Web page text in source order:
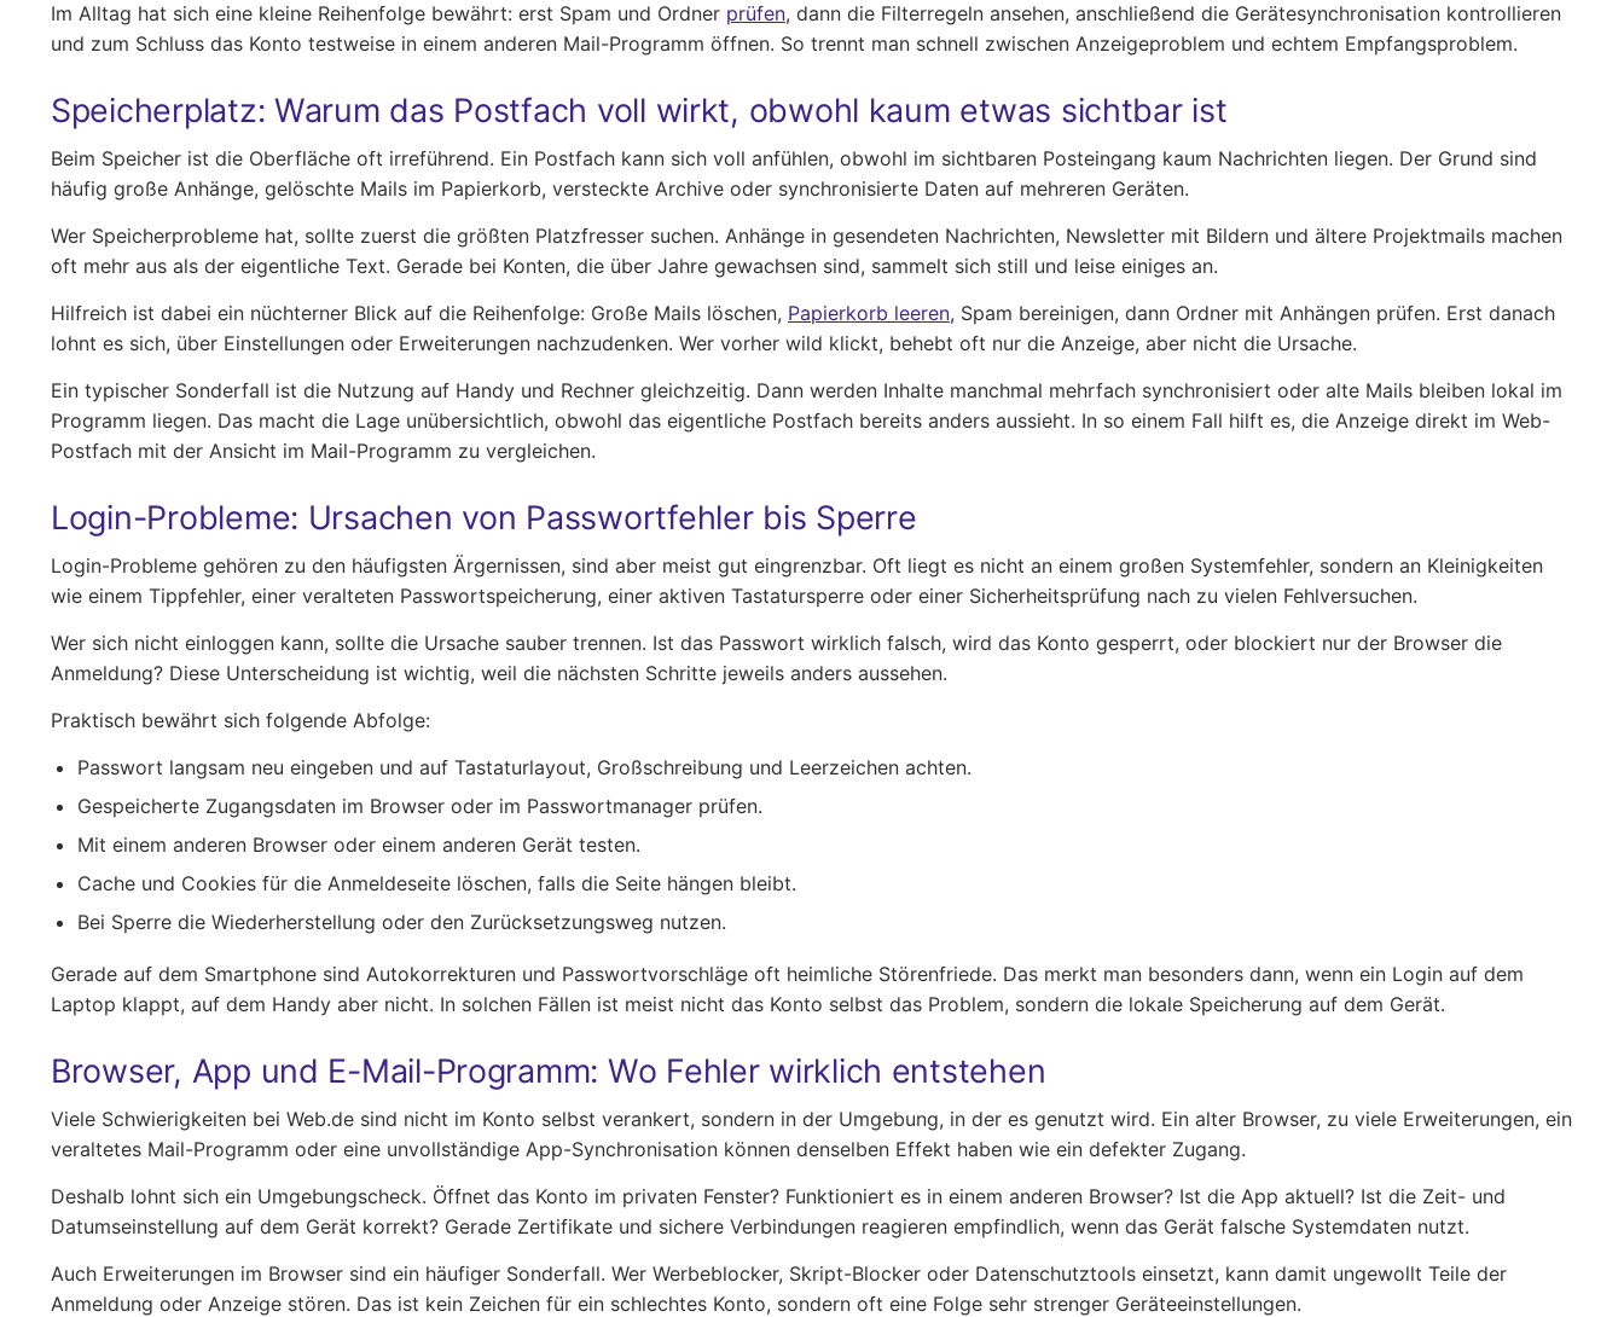
Im Alltag hat sich eine kleine Reihenfolge bewährt: erst Spam und Ordner prüfen, dann die Filterregeln ansehen, anschließend die Gerätesynchronisation kontrollieren
und zum Schluss das Konto testweise in einem anderen Mail-Programm öffnen. So trennt man schnell zwischen Anzeigeproblem und echtem Empfangsproblem.
Speicherplatz: Warum das Postfach voll wirkt, obwohl kaum etwas sichtbar ist
Beim Speicher ist die Oberfläche oft irreführend. Ein Postfach kann sich voll anfühlen, obwohl im sichtbaren Posteingang kaum Nachrichten liegen. Der Grund sind
häufig große Anhänge, gelöschte Mails im Papierkorb, versteckte Archive oder synchronisierte Daten auf mehreren Geräten.
Wer Speicherprobleme hat, sollte zuerst die größten Platzfresser suchen. Anhänge in gesendeten Nachrichten, Newsletter mit Bildern und ältere Projektmails machen
oft mehr aus als der eigentliche Text. Gerade bei Konten, die über Jahre gewachsen sind, sammelt sich still und leise einiges an.
Hilfreich ist dabei ein nüchterner Blick auf die Reihenfolge: Große Mails löschen, Papierkorb leeren, Spam bereinigen, dann Ordner mit Anhängen prüfen. Erst danach
lohnt es sich, über Einstellungen oder Erweiterungen nachzudenken. Wer vorher wild klickt, behebt oft nur die Anzeige, aber nicht die Ursache.
Ein typischer Sonderfall ist die Nutzung auf Handy und Rechner gleichzeitig. Dann werden Inhalte manchmal mehrfach synchronisiert oder alte Mails bleiben lokal im
Programm liegen. Das macht die Lage unübersichtlich, obwohl das eigentliche Postfach bereits anders aussieht. In so einem Fall hilft es, die Anzeige direkt im Web-
Postfach mit der Ansicht im Mail-Programm zu vergleichen.
Login-Probleme: Ursachen von Passwortfehler bis Sperre
Login-Probleme gehören zu den häufigsten Ärgernissen, sind aber meist gut eingrenzbar. Oft liegt es nicht an einem großen Systemfehler, sondern an Kleinigkeiten
wie einem Tippfehler, einer veralteten Passwortspeicherung, einer aktiven Tastatursperre oder einer Sicherheitsprüfung nach zu vielen Fehlversuchen.
Wer sich nicht einloggen kann, sollte die Ursache sauber trennen. Ist das Passwort wirklich falsch, wird das Konto gesperrt, oder blockiert nur der Browser die
Anmeldung? Diese Unterscheidung ist wichtig, weil die nächsten Schritte jeweils anders aussehen.
Praktisch bewährt sich folgende Abfolge:
Passwort langsam neu eingeben und auf Tastaturlayout, Großschreibung und Leerzeichen achten.
Gespeicherte Zugangsdaten im Browser oder im Passwortmanager prüfen.
Mit einem anderen Browser oder einem anderen Gerät testen.
Cache und Cookies für die Anmeldeseite löschen, falls die Seite hängen bleibt.
Bei Sperre die Wiederherstellung oder den Zurücksetzungsweg nutzen.
Gerade auf dem Smartphone sind Autokorrekturen und Passwortvorschläge oft heimliche Störenfriede. Das merkt man besonders dann, wenn ein Login auf dem
Laptop klappt, auf dem Handy aber nicht. In solchen Fällen ist meist nicht das Konto selbst das Problem, sondern die lokale Speicherung auf dem Gerät.
Browser, App und E-Mail-Programm: Wo Fehler wirklich entstehen
Viele Schwierigkeiten bei Web.de sind nicht im Konto selbst verankert, sondern in der Umgebung, in der es genutzt wird. Ein alter Browser, zu viele Erweiterungen, ein
veraltetes Mail-Programm oder eine unvollständige App-Synchronisation können denselben Effekt haben wie ein defekter Zugang.
Deshalb lohnt sich ein Umgebungscheck. Öffnet das Konto im privaten Fenster? Funktioniert es in einem anderen Browser? Ist die App aktuell? Ist die Zeit- und
Datumseinstellung auf dem Gerät korrekt? Gerade Zertifikate und sichere Verbindungen reagieren empfindlich, wenn das Gerät falsche Systemdaten nutzt.
Auch Erweiterungen im Browser sind ein häufiger Sonderfall. Wer Werbeblocker, Skript-Blocker oder Datenschutztools einsetzt, kann damit ungewollt Teile der
Anmeldung oder Anzeige stören. Das ist kein Zeichen für ein schlechtes Konto, sondern oft eine Folge sehr strenger Geräteeinstellungen.